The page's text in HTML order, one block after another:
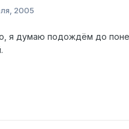
2005
я думаю подождём до